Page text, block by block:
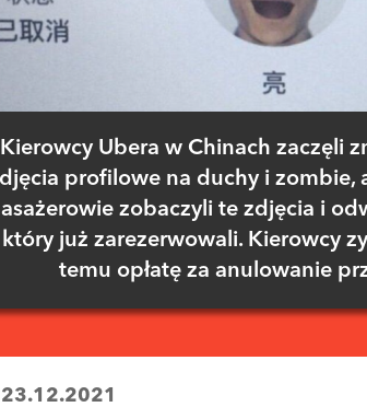
Kierowcy Ubera w Chinach zaczęli
profilowe na duchy i zombie,
zobaczyli te zdjęcia i
który już zarezerwowali. Kierowcy
temu opłatę za anulowanie
23.12.2021